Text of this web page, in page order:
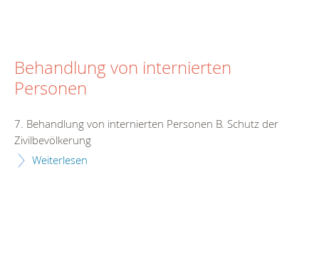
Behandlung von internierten
Personen
7. Behandlung von internierten Personen B. Schutz der
Zivilbevölkerung
Weiterlesen